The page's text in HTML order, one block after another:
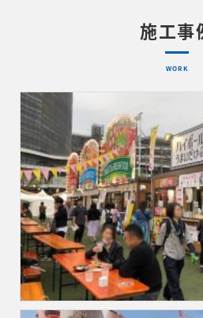
施工事
WORK